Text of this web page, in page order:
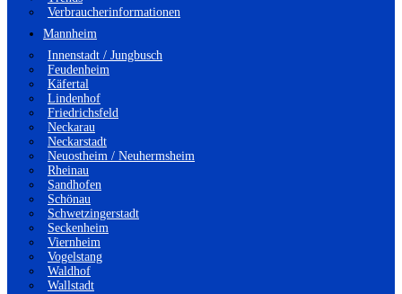
Verbraucherinformationen
Mannheim
Innenstadt / Jungbusch
Feudenheim
Käfertal
Lindenhof
Friedrichsfeld
Neckarau
Neckarstadt
Neuostheim / Neuhermsheim
Rheinau
Sandhofen
Schönau
Schwetzingerstadt
Seckenheim
Viernheim
Vogelstang
Waldhof
Wallstadt